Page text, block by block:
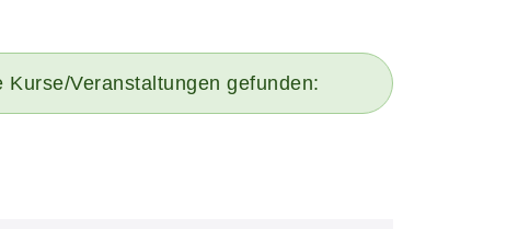
Veranstaltungen gefunden: